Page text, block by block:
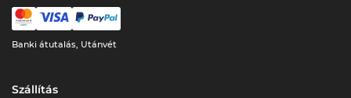
Banki átutalás, Utánvét
Szállítás